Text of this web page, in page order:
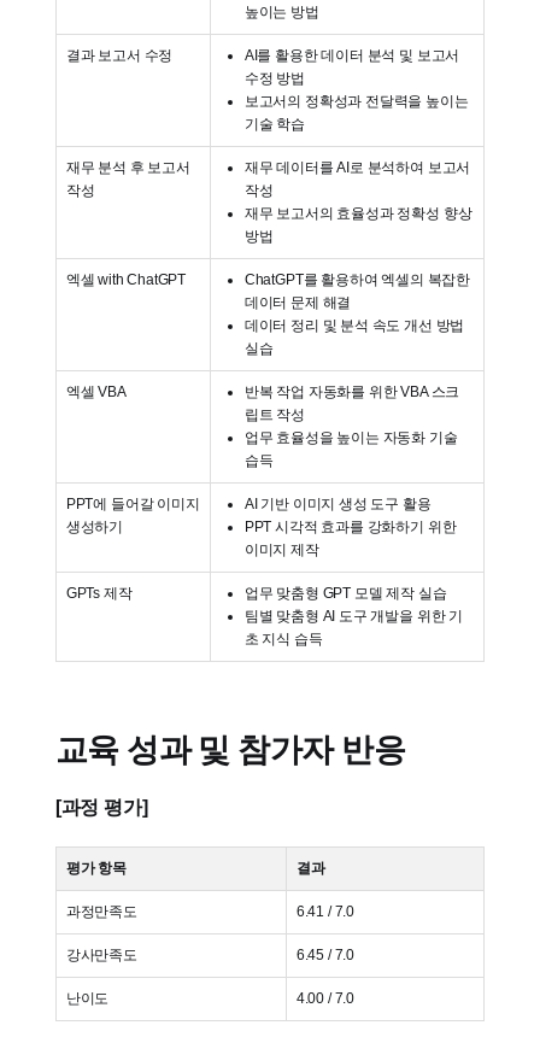
높이는 방법
결과 보고서 수정
AI를 활용한 데이터 분석 및 보고서
수정 방법
보고서의 정확성과 전달력을 높이는
기술 학습
재무 분석 후 보고서
작성
재무 데이터를 AI로 분석하여 보고서
작성
재무 보고서의 효율성과 정확성 향상
방법
엑셀 with ChatGPT
ChatGPT를 활용하여 엑셀의 복잡한
데이터 문제 해결
데이터 정리 및 분석 속도 개선 방법
실습
엑셀 VBA
반복 작업 자동화를 위한 VBA 스크
립트 작성
업무 효율성을 높이는 자동화 기술
습득
PPT에 들어갈 이미지
생성하기
AI 기반 이미지 생성 도구 활용
PPT 시각적 효과를 강화하기 위한
이미지 제작
GPTs 제작
업무 맞춤형 GPT 모델 제작 실습
팀별 맞춤형 AI 도구 개발을 위한 기
초 지식 습득
교육 성과 및 참가자 반응
[과정 평가]
평가 항목 결과
과정만족도 6.41 / 7.0
강사만족도 6.45 / 7.0
난이도 4.00 / 7.0